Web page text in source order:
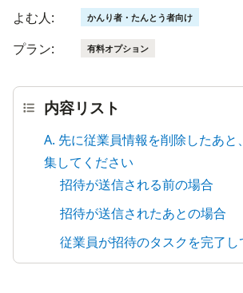
よむ人: かんり者・たんとう者向け
プラン: 有料オプション
内容リスト
A. 先に従業員情報を削除したあと
集してください
招待が送信される前の場合
招待が送信されたあとの場合
従業員が招待のタスクを完了し